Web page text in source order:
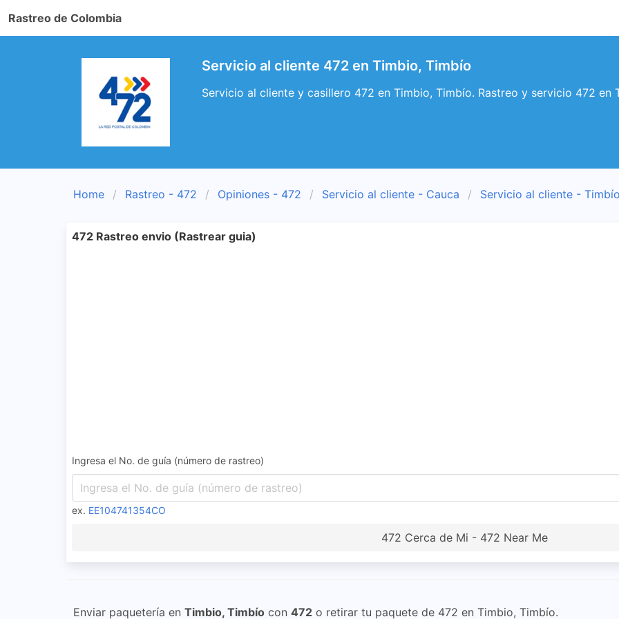
Rastreo de Colombia
Servicio al cliente 472 en Timbio, Timbío
Servicio al cliente y casillero 472 en Timbio, Timbío. Rastreo y servicio 472 en
Home Rastreo - 472 Opiniones - 472 Servicio al cliente - Cauca Servicio al cliente -
472 Rastreo envio (Rastrear guia)
Ingresa el No. de guía (número de rastreo)
ex. EE104741354CO
472 Cerca de Mi - 472 Near Me
Enviar paquetería en Timbio, Timbío con 472 o retirar tu paquete de 472 en Timbio, Timbío.